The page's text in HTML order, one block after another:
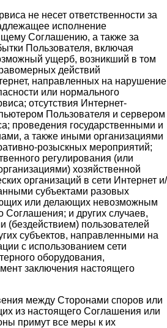
не несет ответственности за
исполнение
Соглашению, а также за
Пользователя, включая
ущерб, возникший в том
действий
направленных на нарушение
или нормального
отсутствия Интернет-
Пользователя и сервером
проведения государственными и
а также иными организациями
розыскных мероприятий;
регулирования (или
хозяйственной
организаций в сети Интернет и/
субъектами разовых
или делающих невозможным
Соглашения; и других случаев,
(бездействием) пользователей
субъектов, направленными на
с использованием сети
оборудования,
заключения настоящего
между Сторонами споров или
из настоящего Соглашения или
примут все меры к их